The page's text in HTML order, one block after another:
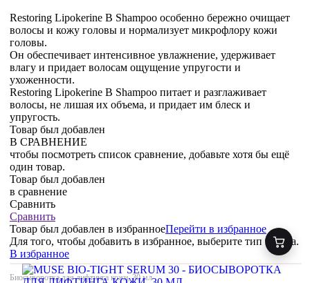
Restoring Lipokerine B Shampoo особенно бережно очищает
волосы и кожу головы и нормализует микрофлору кожи
головы.
Он обеспечивает интенсивное увлажнение, удерживает
влагу и придает волосам ощущение упругости и
ухоженности.
Restoring Lipokerine B Shampoo питает и разглаживает
волосы, не лишая их объема, и придает им блеск и
упругость.
Товар был добавлен
В СРАВНЕНИЕ
чтобы посмотреть список сравнение, добавьте хотя бы ещё
один товар.
Товар был добавлен
в сравнение
Сравнить
Сравнить
Товар был добавлен в избранноеПерейти в избранное
Для того, чтобы добавить в избранное, выберите тип товара.
В избранное
Биосыворотка для лифтинга кожи, 30 мл